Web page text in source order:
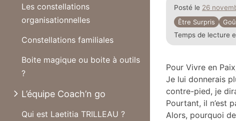
Les constellations
organisationnelles
Constellations familiales
Boite magique ou boite à outils
?
L’équipe Coach’n go
Qui est Laetitia TRILLEAU ?
Posté le 26
Être Surpris
Temps de lecture
Pour Vivre en
Je lui donnerais
contre-pied, je
Pourtant, il n’est
Alors, pourquoi